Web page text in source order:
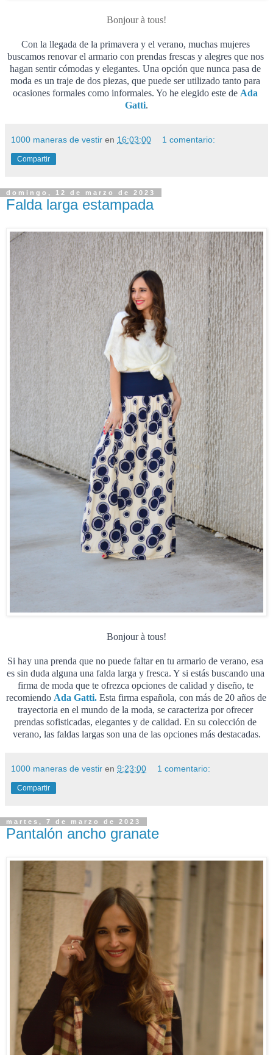
Bonjour à tous!
Con la llegada de la primavera y el verano, muchas mujeres
buscamos renovar el armario con prendas frescas y alegres que nos
hagan sentir cómodas y elegantes. Una opción que nunca pasa de
moda es un traje de dos piezas, que puede ser utilizado tanto para
ocasiones formales como informales. Yo he elegido este de Ada
Gatti.
1000 maneras de vestir en 16:03:00 1 comentario:
Compartir
domingo, 12 de marzo de 2023
Falda larga estampada
Bonjour à tous!
Si hay una prenda que no puede faltar en tu armario de verano, esa
es sin duda alguna una falda larga y fresca. Y si estás buscando una
firma de moda que te ofrezca opciones de calidad y diseño, te
recomiendo Ada Gatti. Esta firma española, con más de 20 años de
trayectoria en el mundo de la moda, se caracteriza por ofrecer
prendas sofisticadas, elegantes y de calidad. En su colección de
verano, las faldas largas son una de las opciones más destacadas.
1000 maneras de vestir en 9:23:00 1 comentario:
Compartir
martes, 7 de marzo de 2023
Pantalón ancho granate